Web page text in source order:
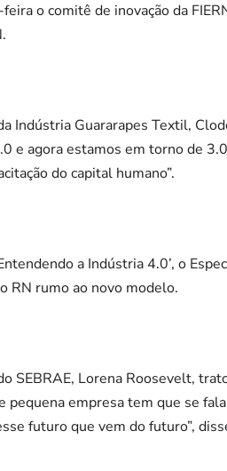
o comitê de inovação da
Indústria Guararapes Textil,
e agora estamos em torno de
do capital humano”.
a Indústria 4.0’, o
RN rumo ao novo modelo.
SEBRAE, Lorena Roosevelt,
pequena empresa tem que se
futuro que vem do futuro”,